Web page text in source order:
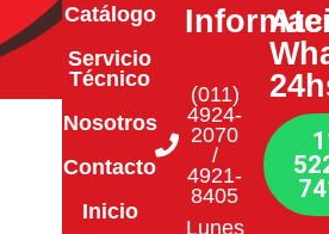
Catálogo
Servicio
Técnico
Nosotros
Contacto
Inicio
(011)
4924-
2070
/
4921-
8405
Lunes